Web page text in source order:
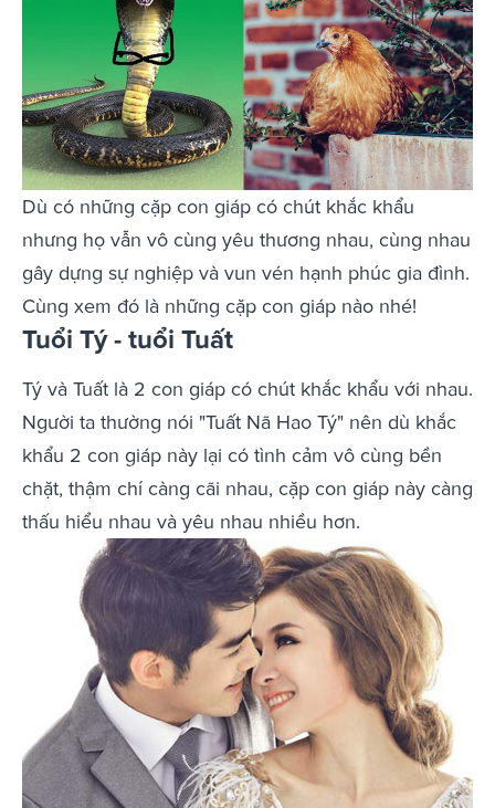
Dù có những cặp con giáp có chút khắc khẩu
nhưng họ vẫn vô cùng yêu thương nhau, cùng nhau
gây dựng sự nghiệp và vun vén hạnh phúc gia đình.
Cùng xem đó là những cặp con giáp nào nhé!
Tuổi Tý - tuổi Tuất
Tý và Tuất là 2 con giáp có chút khắc khẩu với nhau.
Người ta thường nói "Tuất Nã Hao Tý" nên dù khắc
khẩu 2 con giáp này lại có tình cảm vô cùng bền
chặt, thậm chí càng cãi nhau, cặp con giáp này càng
thấu hiểu nhau và yêu nhau nhiều hơn.